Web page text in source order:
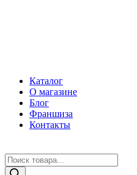
Каталог
О магазине
Блог
Франшиза
Контакты
Поиск
товаров